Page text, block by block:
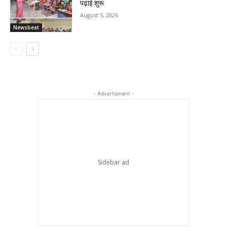
Newsbeat
पढ़ाई शुरू
August 5, 2026
- Advertisment -